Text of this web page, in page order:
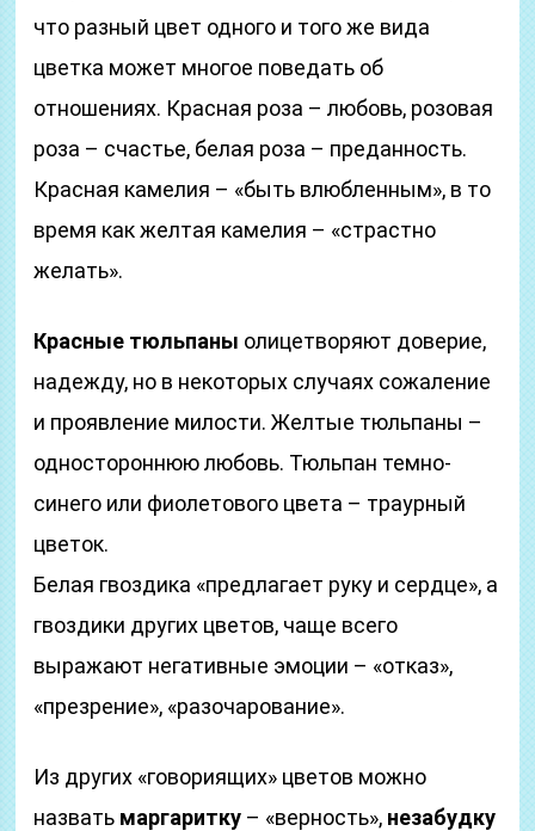
что разный цвет одного и того же вида
цветка может многое поведать об
отношениях. Красная роза – любовь, розовая
роза – счастье, белая роза – преданность.
Красная камелия – «быть влюбленным», в то
время как желтая камелия – «страстно
желать».
Красные тюльпаны олицетворяют доверие,
надежду, но в некоторых случаях сожаление
и проявление милости. Желтые тюльпаны –
одностороннюю любовь. Тюльпан темно-
синего или фиолетового цвета – траурный
цветок.
Белая гвоздика «предлагает руку и сердце», а
гвоздики других цветов, чаще всего
выражают негативные эмоции – «отказ»,
«презрение», «разочарование».
Из других «говориящих» цветов можно
назвать маргаритку – «верность», незабудку